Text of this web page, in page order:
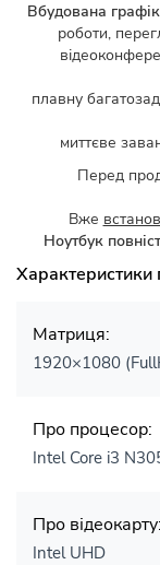
Вбудована
роботи,
плавну
миттєве
Перед
Вже
Ноутбук
Характеристики
Матриця:
1920×1080
Про процесор:
Intel Core i3
Про відеокарту:
Intel UHD